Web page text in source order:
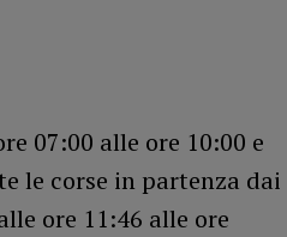
07:00 alle ore 10:00 e
le corse in partenza dai
ore 11:46 alle ore